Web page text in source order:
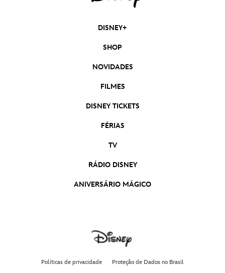
DISNEY+
SHOP
NOVIDADES
FILMES
DISNEY TICKETS
FÉRIAS
TV
RÁDIO DISNEY
ANIVERSÁRIO MÁGICO
Políticas de privacidade Proteção de Dados no Brasil